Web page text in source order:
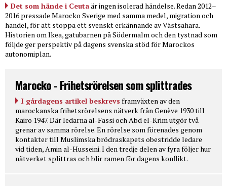
Det som hände i Ceutaär ingen isolerad händelse. Redan 2012–
2016 pressade Marocko Sverige med samma medel, migration och
handel, för att stoppa ett svenskt erkännande av Västsahara.
Historien om Ikea, gatubarnen på Södermalm och den tystnad som
följde ger perspektiv på dagens svenska stöd för Marockos
autonomiplan.
Marocko - Frihetsrörelsen som splittrades
I gårdagens artikel beskrevs framväxten av den
marockanska frihetsrörelsens nätverk från Genève 1930 till
Kairo 1947. Där ledarna al-Fassi och Abd el-Krim utgör två
grenar av samma rörelse. En rörelse som förenades genom
kontakter till Muslimska brödraskapets obestridde ledare
vid tiden, Amin al-Husseini. I den tredje delen av fyra följer hur
nätverket splittras och blir ramen för dagens konflikt.